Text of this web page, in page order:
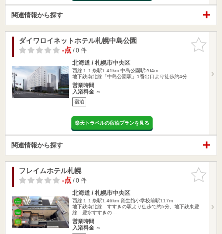
関連情報から探す
お気に入
りに追加
ダイワロイネットホテル札幌中島公園
-点/ 0 件
北海道 / 札幌市中央区
西線１１条駅1.41km 中島公園駅204m
地下鉄南北線「中島公園駅」1番出口より徒歩約4分
営業時間
入浴料金 ～
宿泊
楽天トラベルの宿泊プランを見る
関連情報から探す
お気に入
りに追加
フレイムホテル札幌
-点/ 0 件
北海道 / 札幌市中央区
西線１１条駅1.46km 資生館小学校前駅117m
地下鉄南北線 すすきの駅より徒歩で約5分、地下鉄東豊
線 豊水すすきの…
営業時間
入浴料金 ～